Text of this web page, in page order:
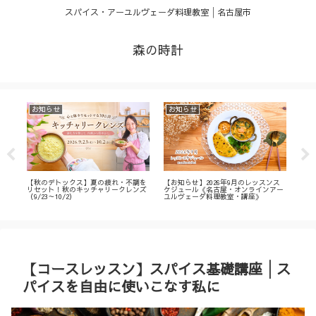
スパイス・アーユルヴェーダ料理教室│名古屋市
森の時計
お知らせ
【秋のデトックス】夏の疲れ・不調を
リセット！秋のキッチャリークレンズ
（9/23～10/2）
お知らせ
【お知らせ】2026年9月のレッスンス
ケジュール《名古屋・オンラインアー
ユルヴェーダ料理教室・講座》
【コースレッスン】スパイス基礎講座│ス
パイスを自由に使いこなす私に